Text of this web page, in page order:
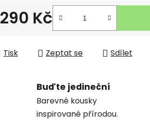
290 Kč
Tisk Zeptat se Sdílet
Buďte jedineční
Barevné kousky
inspirované přírodou.